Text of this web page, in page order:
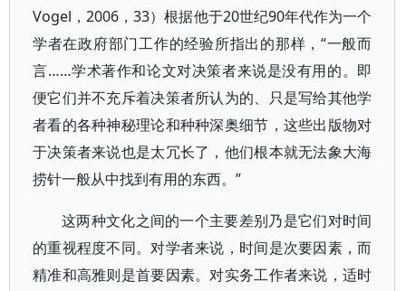
Vogel，2006，33）根据他于20世纪90年代作为一个
学者在政府部门工作的经验所指出的那样，“一般而
言……学术著作和论文对决策者来说是没有用的。即
便它们并不充斥着决策者所认为的、只是写给其他学
者看的各种神秘理论和种种深奥细节，这些出版物对
于决策者来说也是太冗长了，他们根本就无法象大海
捞针一般从中找到有用的东西。”
这两种文化之间的一个主要差别乃是它们对时间
的重视程度不同。对学者来说，时间是次要因素，而
精准和高雅则是首要因素。对实务工作者来说，适时